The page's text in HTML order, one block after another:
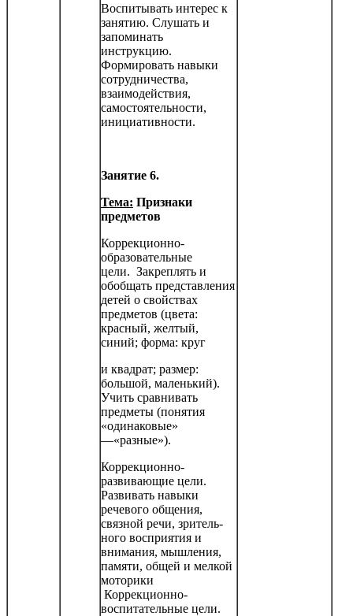
Воспитывать интерес к
занятию. Слушать и
запоминать
инструкцию.
Формировать навыки
сотрудничества,
взаимодействия,
самостоятельности,
инициатив­ности.
Занятие 6.
Тема: Признаки
предметов
Коррекционно-
образовательные
цели. Закреплять и
обобщать представления
детей о свойст­вах
предметов (цвета:
красный, желтый,
синий; форма: круг
и квадрат; размер:
большой, маленький).
Учить сравнивать
предметы (понятия
«одинаковые»
—«разные»).
Коррекционно-
развивающие цели.
Развивать навыки
речевого общения,
связной речи, зритель­
ного восприятия и
внимания, мышления,
памяти, общей и мелкой
моторики
Коррекционно-
воспитательные цели.